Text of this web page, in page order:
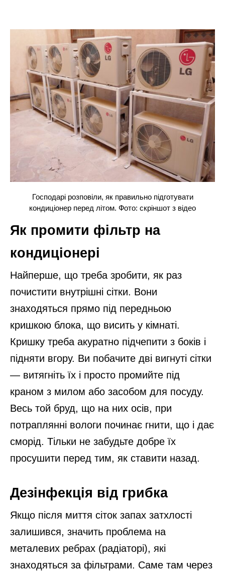
Господарі розповіли, як правильно підготувати
кондиціонер перед літом. Фото: скріншот з відео
Як промити фільтр на
кондиціонері
Найперше, що треба зробити, як раз
почистити внутрішні сітки. Вони
знаходяться прямо під передньою
кришкою блока, що висить у кімнаті.
Кришку треба акуратно підчепити з боків і
підняти вгору. Ви побачите дві вигнуті сітки
— витягніть їх і просто промийте під
краном з милом або засобом для посуду.
Весь той бруд, що на них осів, при
потраплянні вологи починає гнити, що і дає
сморід. Тільки не забудьте добре їх
просушити перед тим, як ставити назад.
Дезінфекція від грибка
Якщо після миття сіток запах затхлості
залишився, значить проблема на
металевих ребрах (радіаторі), які
знаходяться за фільтрами. Саме там через